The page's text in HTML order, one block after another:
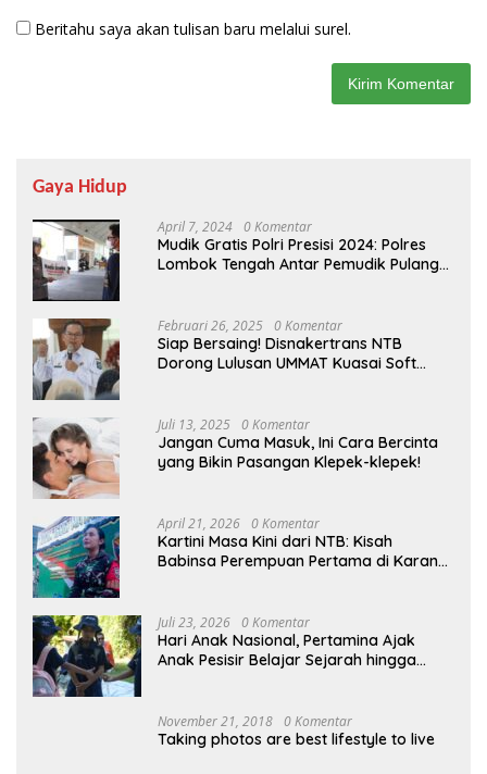
Beritahu saya akan tulisan baru melalui surel.
Gaya Hidup
April 7, 2024 0 Komentar
Mudik Gratis Polri Presisi 2024: Polres
Lombok Tengah Antar Pemudik Pulang
Februari 26, 2025 0 Komentar
Siap Bersaing! Disnakertrans NTB
Dorong Lulusan UMMAT Kuasai Soft
Juli 13, 2025 0 Komentar
Jangan Cuma Masuk, Ini Cara Bercinta
yang Bikin Pasangan Klepek-klepek!
April 21, 2026 0 Komentar
Kartini Masa Kini dari NTB: Kisah
Babinsa Perempuan Pertama di Karang
Juli 23, 2026 0 Komentar
Hari Anak Nasional, Pertamina Ajak
Anak Pesisir Belajar Sejarah hingga
November 21, 2018 0 Komentar
Taking photos are best lifestyle to live